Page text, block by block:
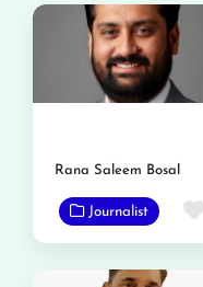
Rana Saleem Bosal
Journalist